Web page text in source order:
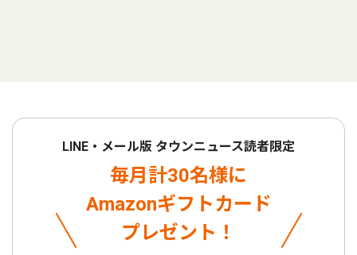
LINE・メール版 タウンニュース読者限定
毎月計30名様に
Amazonギフトカード
プレゼント！